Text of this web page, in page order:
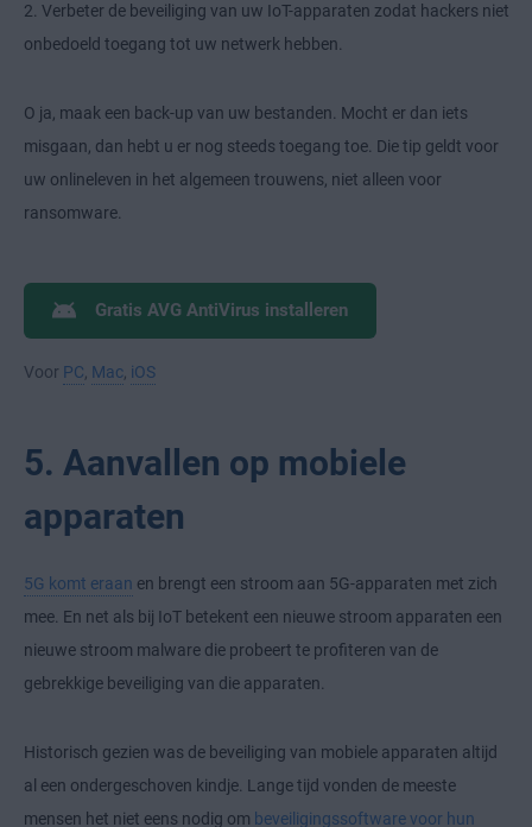
2. Verbeter de beveiliging van uw IoT-apparaten zodat hackers niet
onbedoeld toegang tot uw netwerk hebben.
O ja, maak een back-up van uw bestanden. Mocht er dan iets
misgaan, dan hebt u er nog steeds toegang toe. Die tip geldt voor
uw onlineleven in het algemeen trouwens, niet alleen voor
ransomware.
Gratis AVG AntiVirus installeren
Voor PC, Mac, iOS
5. Aanvallen op mobiele
apparaten
5G komt eraan en brengt een stroom aan 5G-apparaten met zich
mee. En net als bij IoT betekent een nieuwe stroom apparaten een
nieuwe stroom malware die probeert te profiteren van de
gebrekkige beveiliging van die apparaten.
Historisch gezien was de beveiliging van mobiele apparaten altijd
al een ondergeschoven kindje. Lange tijd vonden de meeste
mensen het niet eens nodig om beveiligingssoftware voor hun